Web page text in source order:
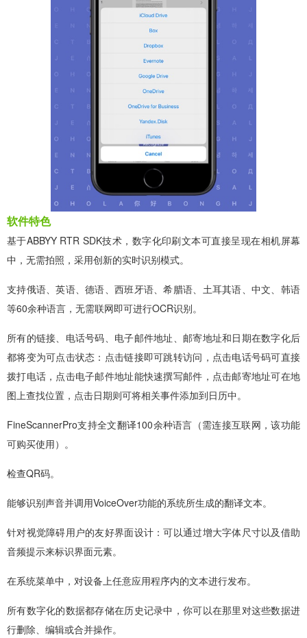
软件特色
基于ABBYY RTR SDK技术，数字化印刷文本可直接呈现在相机屏幕
中，无需拍照，采用创新的实时识别模式。
支持俄语、英语、德语、西班牙语、希腊语、土耳其语、中文、韩语
等60余种语言，无需联网即可进行OCR识别。
所有的链接、电话号码、电子邮件地址、邮寄地址和日期在数字化后
都将变为可点击状态：点击链接即可跳转访问，点击电话号码可直接
拨打电话，点击电子邮件地址能快速撰写邮件，点击邮寄地址可在地
图上查找位置，点击日期则可将相关事件添加到日历中。
FineScannerPro支持全文翻译100余种语言（需连接互联网，该功能
可购买使用）。
检查QR码。
能够识别声音并调用VoiceOver功能的系统所生成的翻译文本。
针对视觉障碍用户的友好界面设计：可以通过增大字体尺寸以及借助
音频提示来标识界面元素。
在系统菜单中，对设备上任意应用程序内的文本进行发布。
所有数字化的数据都存储在历史记录中，你可以在那里对这些数据进
行删除、编辑或合并操作。